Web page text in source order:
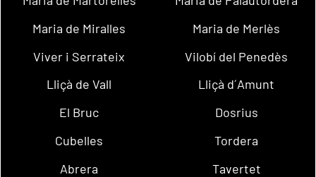
Maria de Miralles
Maria de Merlès
Viver i Serrateix
Vilobí del Penedès
Lliçà de Vall
Lliçà d´Amunt
El Bruc
Dosrius
Cubelles
Tordera
Abrera
Tavertet